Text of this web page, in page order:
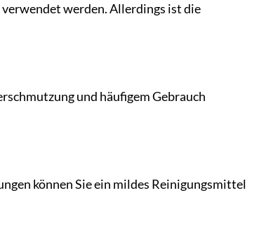
werden. Allerdings ist die
und häufigem Gebrauch
können Sie ein mildes Reinigungsmittel